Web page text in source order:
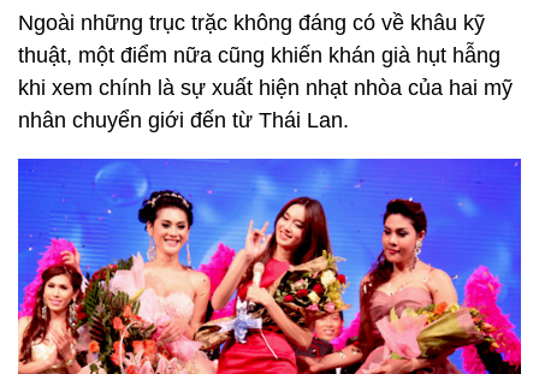
Ngoài những trục trặc không đáng có về khâu kỹ
thuật, một điểm nữa cũng khiến khán già hụt hẫng
khi xem chính là sự xuất hiện nhạt nhòa của hai mỹ
nhân chuyển giới đến từ Thái Lan.